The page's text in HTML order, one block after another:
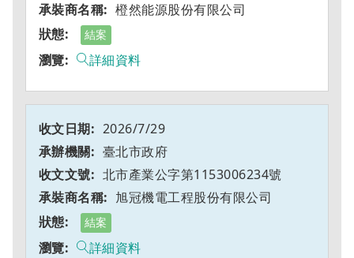
橙然能源股份有限公司
結案
詳細資料
2026/7/29
臺北市政府
北市產業公字第1153006234號
旭冠機電工程股份有限公司
結案
詳細資料